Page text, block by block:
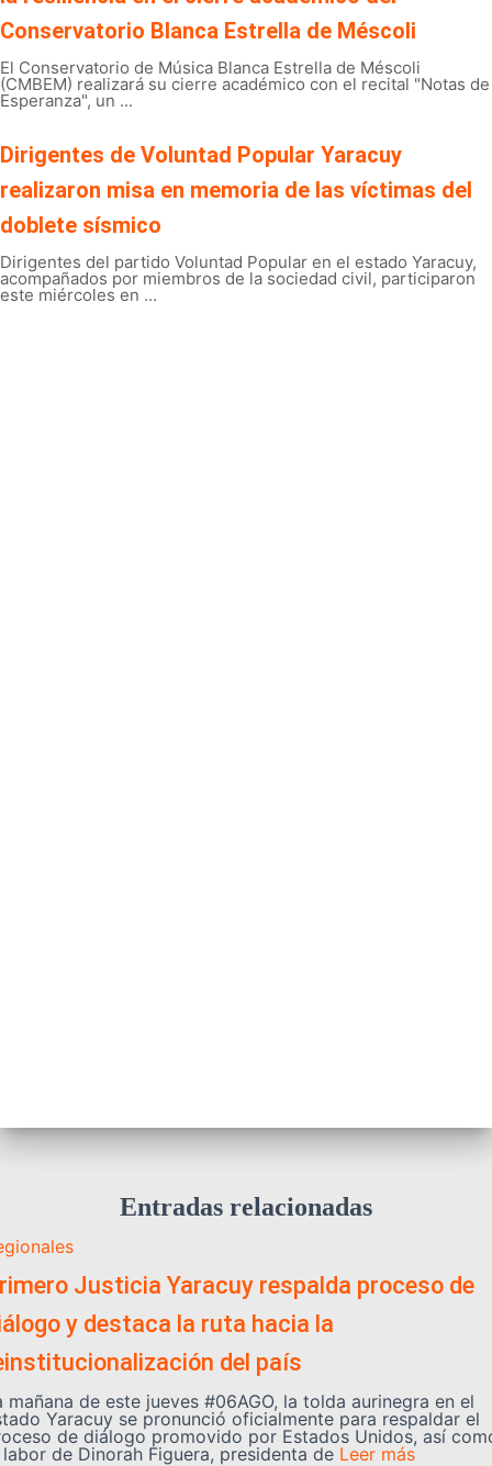
Conservatorio Blanca Estrella de Méscoli
El Conservatorio de Música Blanca Estrella de Méscoli
(CMBEM) realizará su cierre académico con el recital "Notas de
Esperanza", un ...
Dirigentes de Voluntad Popular Yaracuy
realizaron misa en memoria de las víctimas del
doblete sísmico
Dirigentes del partido Voluntad Popular en el estado Yaracuy,
acompañados por miembros de la sociedad civil, participaron
este miércoles en ...
Entradas relacionadas
Justicia Yaracuy respalda proceso de
y destaca la ruta hacia la
del país
mañana de este jueves #06AGO, la tolda aurinegra en el
Yaracuy se pronunció oficialmente para respaldar el
de diálogo promovido por Estados Unidos, así
de Dinorah Figuera, presidenta de Leer más